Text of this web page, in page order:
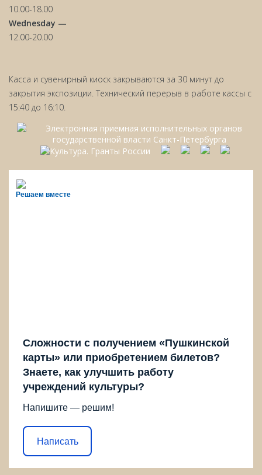
10.00-18.00
Wednesday —
12.00-20.00
Касса и сувенирный киоск закрываются за 30 минут до
закрытия экспозиции. Технический перерыв в работе кассы с
15:40 до 16:10.
Решаем вместе
Сложности с получением «Пушкинской
карты» или приобретением билетов?
Знаете, как улучшить работу
учреждений культуры?
Напишите — решим!
Написать